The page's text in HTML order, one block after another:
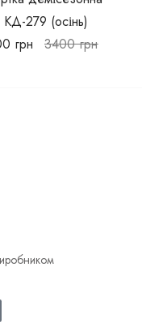
КД-279 (осінь)
грн 3400грн